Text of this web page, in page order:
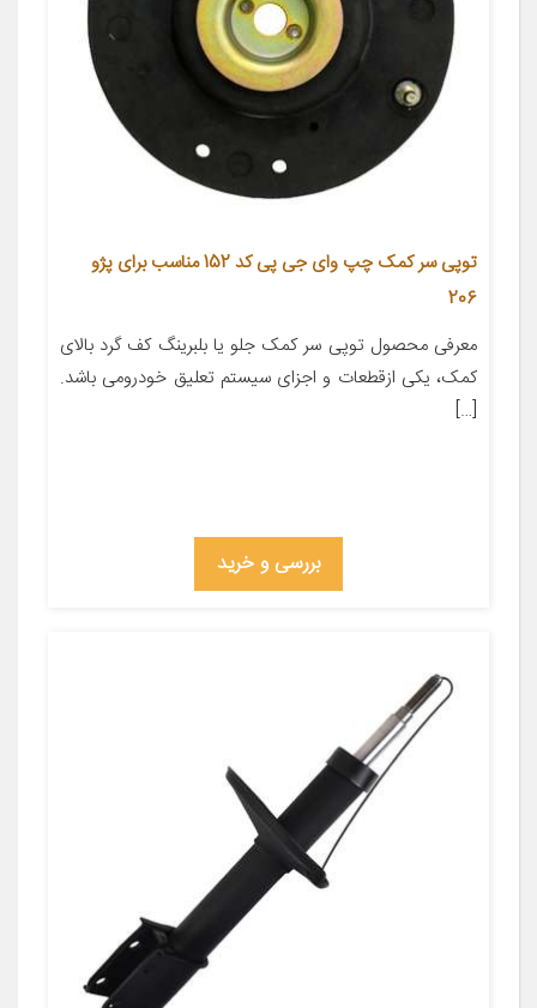
توپی سر کمک چپ وای جی پی کد 152 مناسب برای پژو
206
معرفی محصول توپی سر کمک جلو یا بلبرینگ کف گرد بالای
کمک، یکی ازقطعات و اجزای سیستم تعلیق خودرومی باشد.
[…]
بررسی و خرید